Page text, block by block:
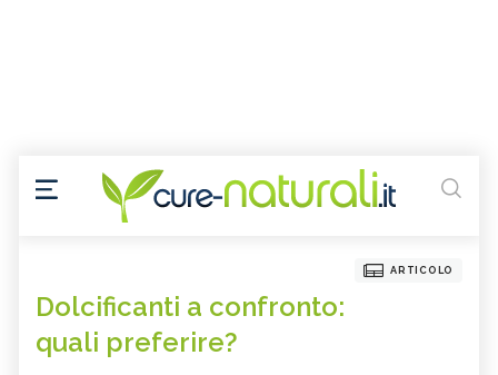
ARTICOLO
Dolcificanti a confronto:
quali preferire?